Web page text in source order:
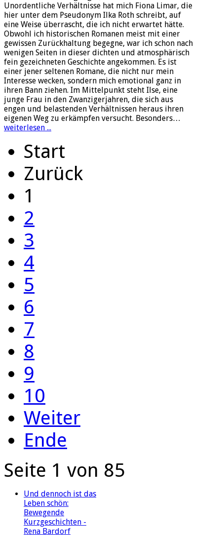
Unordentliche Verhältnisse hat mich Fiona Limar, die
hier unter dem Pseudonym Ilka Roth schreibt, auf
eine Weise überrascht, die ich nicht erwartet hätte.
Obwohl ich historischen Romanen meist mit einer
gewissen Zurückhaltung begegne, war ich schon nach
wenigen Seiten in dieser dichten und atmosphärisch
fein gezeichneten Geschichte angekommen. Es ist
einer jener seltenen Romane, die nicht nur mein
Interesse wecken, sondern mich emotional ganz in
ihren Bann ziehen. Im Mittelpunkt steht Ilse, eine
junge Frau in den Zwanzigerjahren, die sich aus
engen und belastenden Verhältnissen heraus ihren
eigenen Weg zu erkämpfen versucht. Besonders…
weiterlesen ...
Start
Zurück
1
2
3
4
5
6
7
8
9
10
Weiter
Ende
Seite 1 von 85
Und dennoch ist das
Leben schön:
Bewegende
Kurzgeschichten -
Rena Bardorf